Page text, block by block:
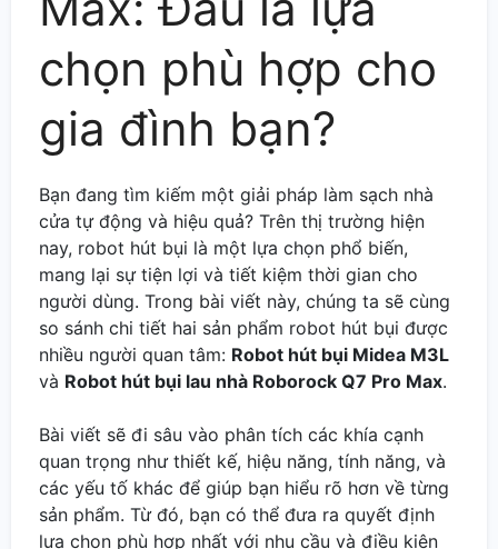
chọn phù hợp cho
gia đình bạn?
Bạn đang tìm kiếm một giải pháp làm sạch nhà
cửa tự động và hiệu quả? Trên thị trường hiện
nay, robot hút bụi là một lựa chọn phổ biến,
mang lại sự tiện lợi và tiết kiệm thời gian cho
người dùng. Trong bài viết này, chúng ta sẽ cùng
so sánh chi tiết hai sản phẩm robot hút bụi được
nhiều người quan tâm: Robot hút bụi Midea M3L
và Robot hút bụi lau nhà Roborock Q7 Pro Max.
Bài viết sẽ đi sâu vào phân tích các khía cạnh
quan trọng như thiết kế, hiệu năng, tính năng, và
các yếu tố khác để giúp bạn hiểu rõ hơn về từng
sản phẩm. Từ đó, bạn có thể đưa ra quyết định
lựa chọn phù hợp nhất với nhu cầu và điều kiện